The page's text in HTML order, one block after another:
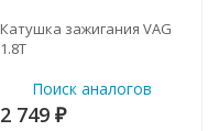
Катушка зажигания VAG
1.8T
Поиск аналогов
2 749 ₽